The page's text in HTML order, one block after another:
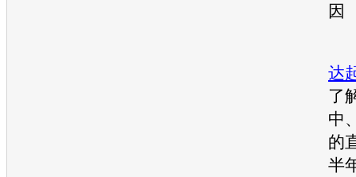
因
达
了
中
的
半